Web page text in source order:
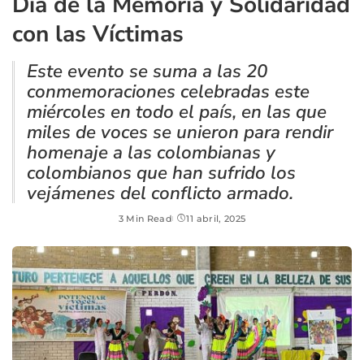
con las Víctimas
Este evento se suma a las 20
conmemoraciones celebradas este
miércoles en todo el país, en las que
miles de voces se unieron para rendir
homenaje a las colombianas y
colombianos que han sufrido los
vejámenes del conflicto armado.
3 Min Read 11 abril, 2025